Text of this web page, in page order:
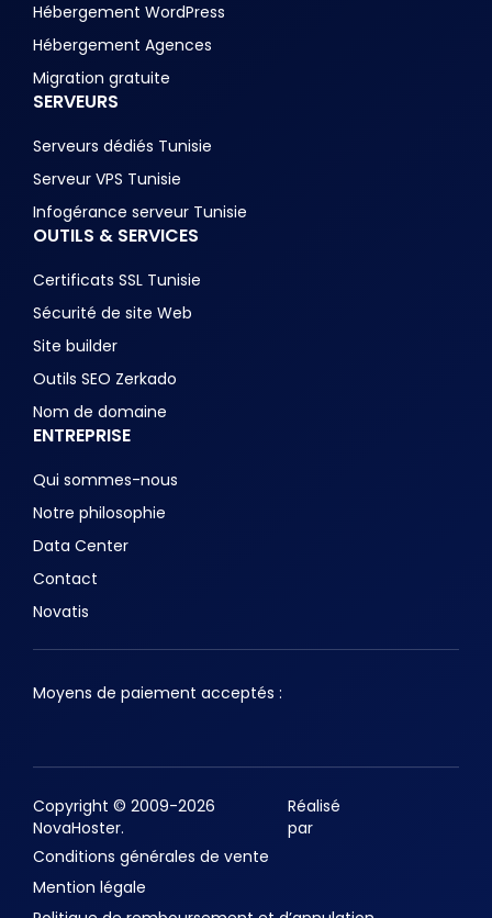
Hébergement WordPress
Hébergement Agences
Migration gratuite
SERVEURS
Serveurs dédiés Tunisie
Serveur VPS Tunisie
Infogérance serveur Tunisie
OUTILS & SERVICES
Certificats SSL Tunisie
Sécurité de site Web
Site builder
Outils SEO Zerkado
Nom de domaine
ENTREPRISE
Qui sommes-nous
Notre philosophie
Data Center
Contact
Novatis
Moyens de paiement acceptés :
Copyright © 2009-2026
NovaHoster.
Réalisé
par
Conditions générales de vente
Mention légale